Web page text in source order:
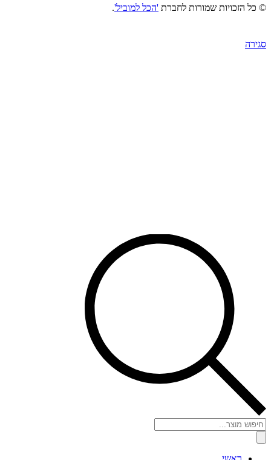
© כל הזכויות שמורות לחברת 'הכל למוביל'.
סגירה
Products
search